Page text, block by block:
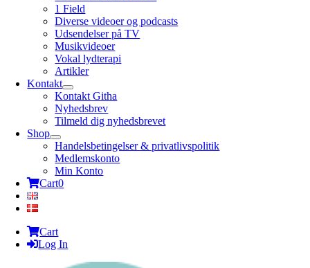
1 Field
Diverse videoer og podcasts
Udsendelser på TV
Musikvideoer
Vokal lydterapi
Artikler
Kontakt
Kontakt Githa
Nyhedsbrev
Tilmeld dig nyhedsbrevet
Shop
Handelsbetingelser & privatlivspolitik
Medlemskonto
Min Konto
Cart0
Cart
Log In